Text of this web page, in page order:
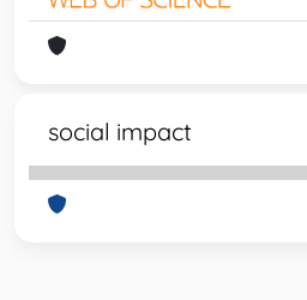
social impact